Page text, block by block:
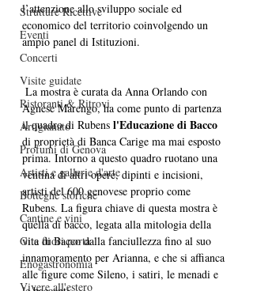
Strutture Ricettive
Eventi
Concerti
Visite guidate
Ristoranti & Ritrovi
Artigianato
Profumi di Genova
Artisti e gallerie d'arte
Botteghe storiche
Cantine e vini
Gite fuori porta
Enogastronomia
Vivere all'estero
l’attenzione allo sviluppo sociale ed
economico del territorio coinvolgendo un
ampio panel di Istituzioni.
Agnese Marengo, ha come punto di partenza
il quadro di Rubens l'Educazione di Bacco
di proprietà di Banca Carige ma mai esposto
prima. Intorno a questo quadro ruotano una
ventina di altri opere, dipinti e incisioni,
artisti del 600 genovese proprio come
Rubens. La figura chiave di questa mostra è
quella di bacco, legata alla mitologia della
vita di Bacco dalla fanciullezza fino al suo
innamoramento per Arianna, e che si affianca
alle figure come Sileno, i satiri, le menadi e